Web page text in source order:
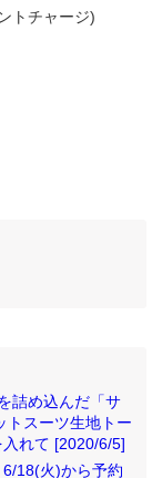
トチャージ)
詰め込んだ「サ
トスーツ生地トー
入れて [2020/6/5]
18(火)から予約